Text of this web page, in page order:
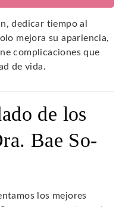
dedicar tiempo al
mejora su apariencia,
complicaciones que
de vida.
de los
Bae So-
los mejores